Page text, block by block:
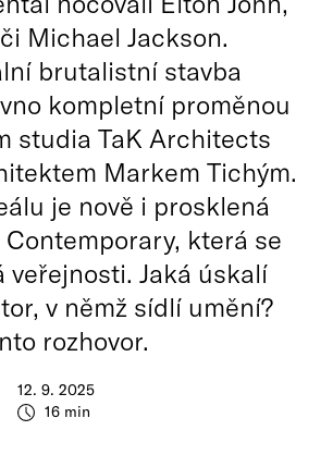
12. 9. 2025
16 min
Michael Jackson.
brutalistní stavba
kompletní proměnou
studia TaK Architects
Markem Tichým.
je nově i prosklená
která se
veřejnosti. Jaká úskalí
v němž sídlí umění?
rozhovor.